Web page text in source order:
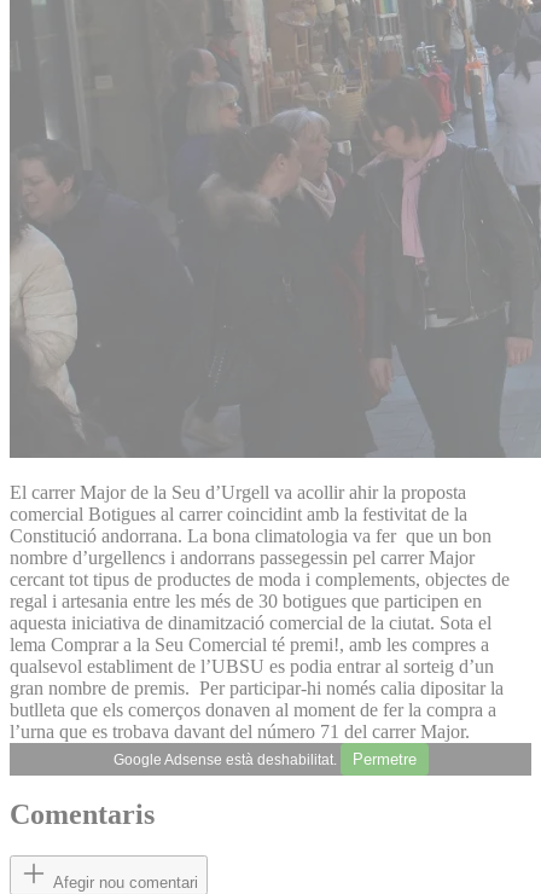
El carrer Major de la Seu d’Urgell va acollir ahir la proposta
comercial Botigues al carrer coincidint amb la festivitat de la
Constitució andorrana. La bona climatologia va fer que un bon
nombre d’urgellencs i andorrans passegessin pel carrer Major
cercant tot tipus de productes de moda i complements, objectes de
regal i artesania entre les més de 30 botigues que participen en
aquesta iniciativa de dinamització comercial de la ciutat. Sota el
lema Comprar a la Seu Comercial té premi!, amb les compres a
qualsevol establiment de l’UBSU es podia entrar al sorteig d’un
gran nombre de premis. Per participar-hi només calia dipositar la
butlleta que els comerços donaven al moment de fer la compra a
l’urna que es trobava davant del número 71 del carrer Major.
Google Adsense està deshabilitat. Permetre
Comentaris
Afegir nou comentari